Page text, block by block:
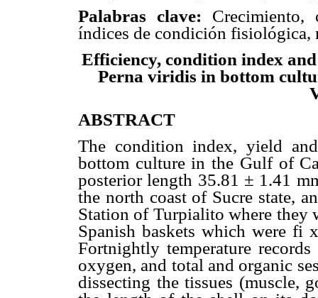
Palabras clave: Crecimiento,
índices de condición fisiológica,
Efficiency, condition index
Perna viridis in bottom
ABSTRACT
The condition index, yield
bottom culture in the Gulf of
posterior length 35.81 ± 1.41
the north coast of Sucre state,
Station of Turpialito where they
Spanish baskets which were
Fortnightly temperature
oxygen, and total and organic
dissecting the tissues (muscle,